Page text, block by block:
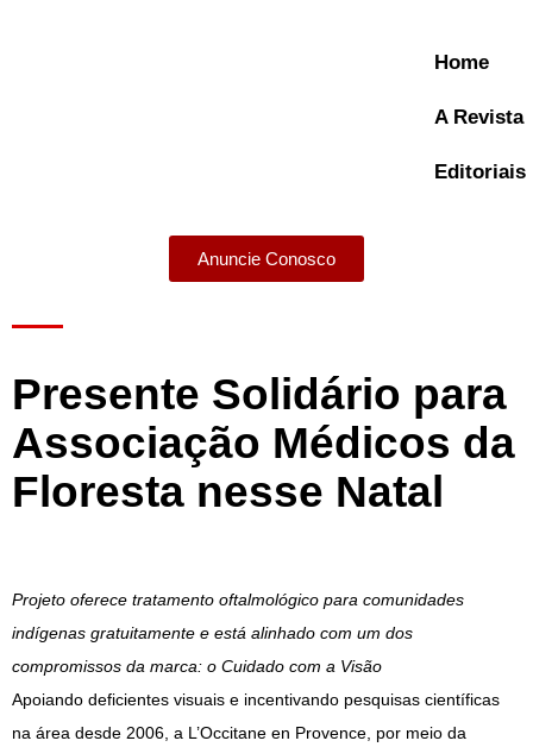
Home
A Revista
Editoriais
Anuncie Conosco
Presente Solidário para
Associação Médicos da
Floresta nesse Natal
Projeto oferece tratamento oftalmológico para comunidades
indígenas gratuitamente e está alinhado com um dos
compromissos da marca: o Cuidado com a Visão
Apoiando deficientes visuais e incentivando pesquisas científicas
na área desde 2006, a L’Occitane en Provence, por meio da